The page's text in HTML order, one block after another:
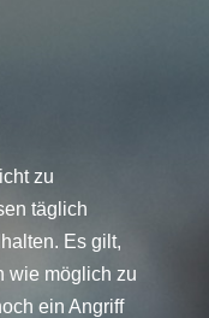
zu
täglich
Es gilt,
wie möglich zu
ein Angriff